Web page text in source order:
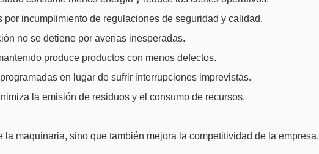
incumplimiento de regulaciones de seguridad y calidad.
no se detiene por averías inesperadas.
produce productos con menos defectos.
en lugar de sufrir interrupciones imprevistas.
la emisión de residuos y el consumo de recursos.
maquinaria, sino que también mejora la competitividad de la empresa.